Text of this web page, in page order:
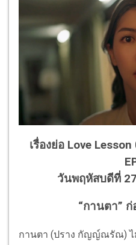
เรื่องย่อ Love
วันพฤหัสบดีที่
“กานตา”
กานตา (ปราง กัญญ์ณรัณ) ไ